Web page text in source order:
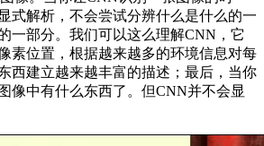
式解析，不会尝试分辨什么是什么的一
一部分。我们可以这么理解CNN，它
素位置，根据越来越多的环境信息对每
西建立越来越丰富的描述；最后，当你
像中有什么东西了。但CNN并不会显